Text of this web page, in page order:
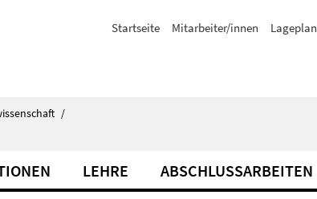
Startseite Mitarbeiter/innen Lageplan
/
LEHRE ABSCHLUSSARBEITEN